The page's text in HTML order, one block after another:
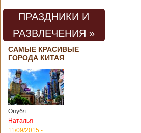
ПРАЗДНИКИ И
РАЗВЛЕЧЕНИЯ »
САМЫЕ КРАСИВЫЕ
ГОРОДА КИТАЯ
Опубл.
Наталья
11/09/2015 -